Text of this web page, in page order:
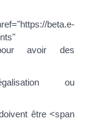
beta.e-
pour avoir des
ou
être <span